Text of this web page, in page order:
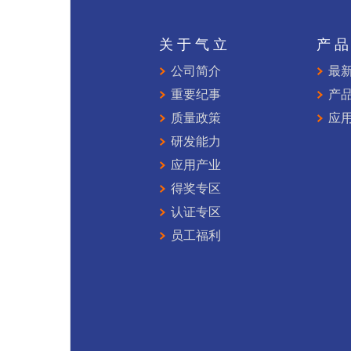
关于气立
公司简介
重要纪事
质量政策
研发能力
应用产业
得奖专区
认证专区
员工福利
产
最
产
应